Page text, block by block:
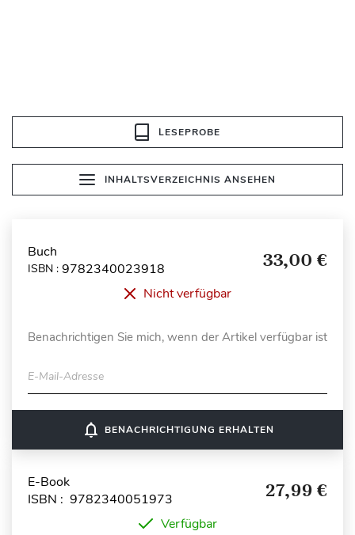
LESEPROBE
INHALTSVERZEICHNIS ANSEHEN
Buch
ISBN : 9782340023918 33,00 €
Nicht verfügbar
Benachrichtigen Sie mich, wenn der Artikel verfügbar ist
E-Mail-Adresse
notifications_none BENACHRICHTIGUNG ERHALTEN
E-Book
ISBN : 9782340051973
27,99 €
Verfügbar